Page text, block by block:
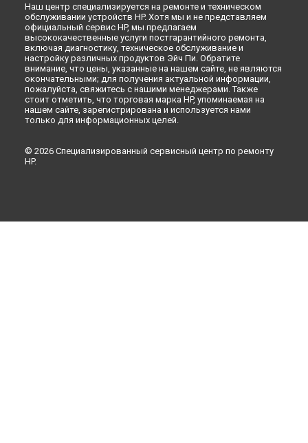
Наш центр специализируется на ремонте и техническом
обслуживании устройств HP. Хотя мы и не представляем
официальный сервис HP, мы предлагаем
высококачественные услуги постгарантийного ремонта,
включая диагностику, техническое обслуживание и
настройку различных продуктов Эйч Пи. Обратите
внимание, что цены, указанные на нашем сайте, не являются
окончательными; для получения актуальной информации,
пожалуйста, свяжитесь с нашими менеджерами. Также
стоит отметить, что торговая марка HP, упоминаемая на
нашем сайте, зарегистрирована и используется нами
только для информационных целей.
© 2026 Специализированный сервисный центр по ремонту
HP.